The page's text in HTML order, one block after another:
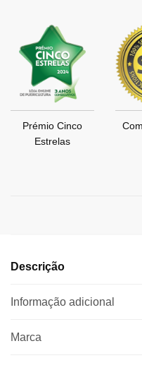
Prémio Cinco
Estrelas
Descrição
Informação adicional
Marca